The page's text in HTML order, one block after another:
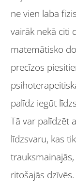
ne vien laba
vairāk nekā citi
matemātisko
precīzos
palīdz iegūt
Tā var palīdzēt
līdzsvaru, kas
ritošajās